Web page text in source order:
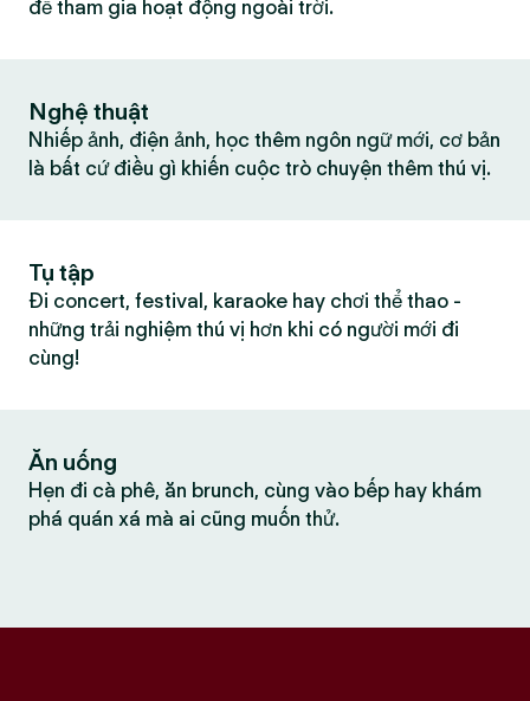
để tham gia hoạt động ngoài trời.
Nghệ thuật
Nhiếp ảnh, điện ảnh, học thêm ngôn ngữ mới, cơ bản
là bất cứ điều gì khiến cuộc trò chuyện thêm thú vị.
Tụ tập
Đi concert, festival, karaoke hay chơi thể thao -
những trải nghiệm thú vị hơn khi có người mới đi
cùng!
Ăn uống
Hẹn đi cà phê, ăn brunch, cùng vào bếp hay khám
phá quán xá mà ai cũng muốn thử.